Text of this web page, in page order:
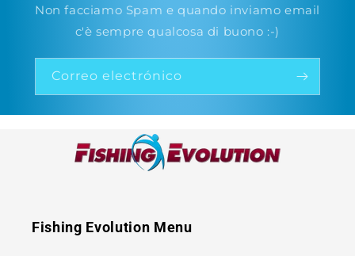
Non facciamo Spam e quando inviamo email
c'è sempre qualcosa di buono :-)
Correo electrónico
Fishing Evolution Menu